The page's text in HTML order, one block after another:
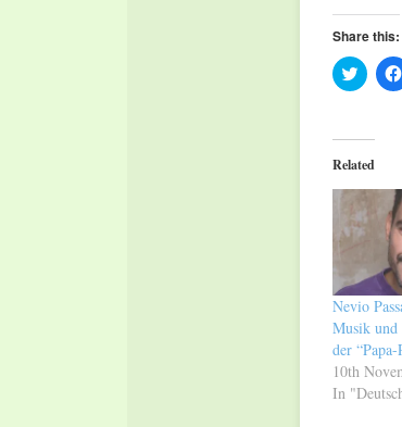
Share this:
Click
to
(Opens
in
new
Related
Nevio
Musik und
der
10th
In